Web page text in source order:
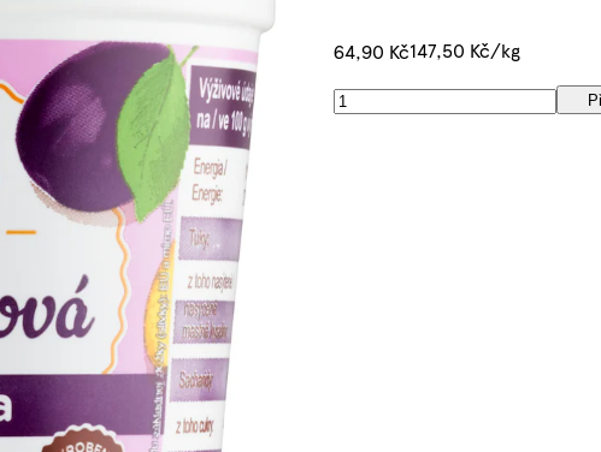
64,90 Kč147,50 Kč/kg